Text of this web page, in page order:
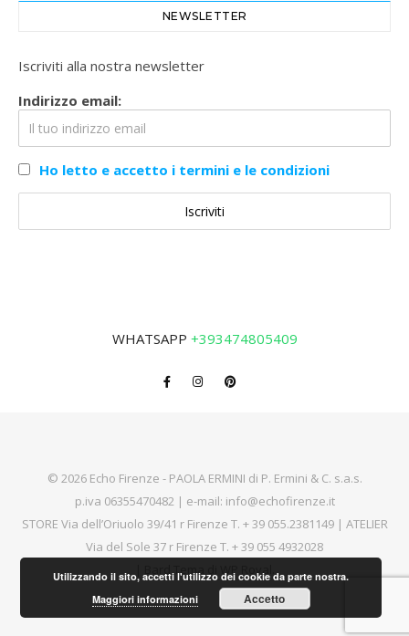
NEWSLETTER
Iscriviti alla nostra newsletter
Indirizzo email:
Ho letto e accetto i termini e le condizioni
WHATSAPP +393474805409
© 2026 Echo Firenze - PAOLA ERMINI di P. Ermini & C. s.a.s.
p.iva 06355470482 | e-mail: info@echofirenze.it
STORE Via dell’Oriuolo 39/41 r Firenze T. + 39 055.2381149| ATELIER
Via del Sole 37 r Firenze T. + 39 055 4932028
Bard Tema di WP Royal
Utilizzando il sito, accetti l'utilizzo dei cookie da parte nostra.
Maggiori informazioni
Accetto